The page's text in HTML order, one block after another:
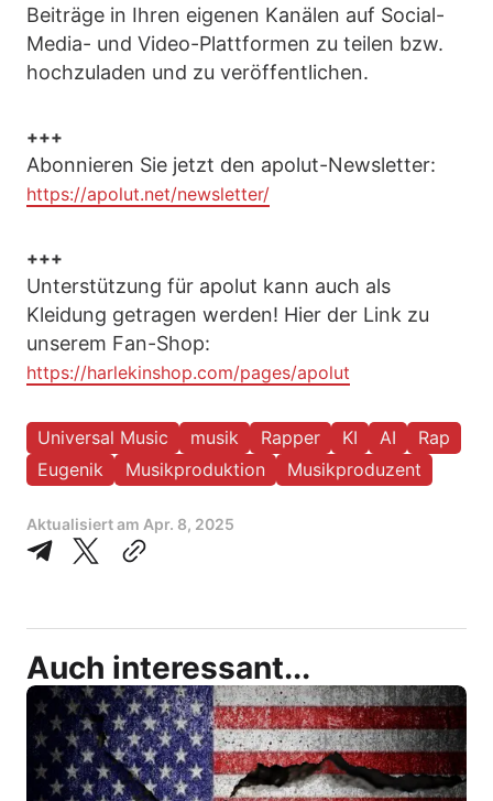
Beiträge in Ihren eigenen Kanälen auf Social-
Media- und Video-Plattformen zu teilen bzw.
hochzuladen und zu veröffentlichen.
+++
Abonnieren Sie jetzt den apolut-Newsletter:
https://apolut.net/newsletter/
+++
Unterstützung für apolut kann auch als
Kleidung getragen werden! Hier der Link zu
unserem Fan-Shop:
https://harlekinshop.com/pages/apolut
Universal Music musik Rapper KI AI
Rap
Eugenik
Musikproduktion Musikproduzent
Aktualisiert am Apr. 8, 2025
Auch interessant...